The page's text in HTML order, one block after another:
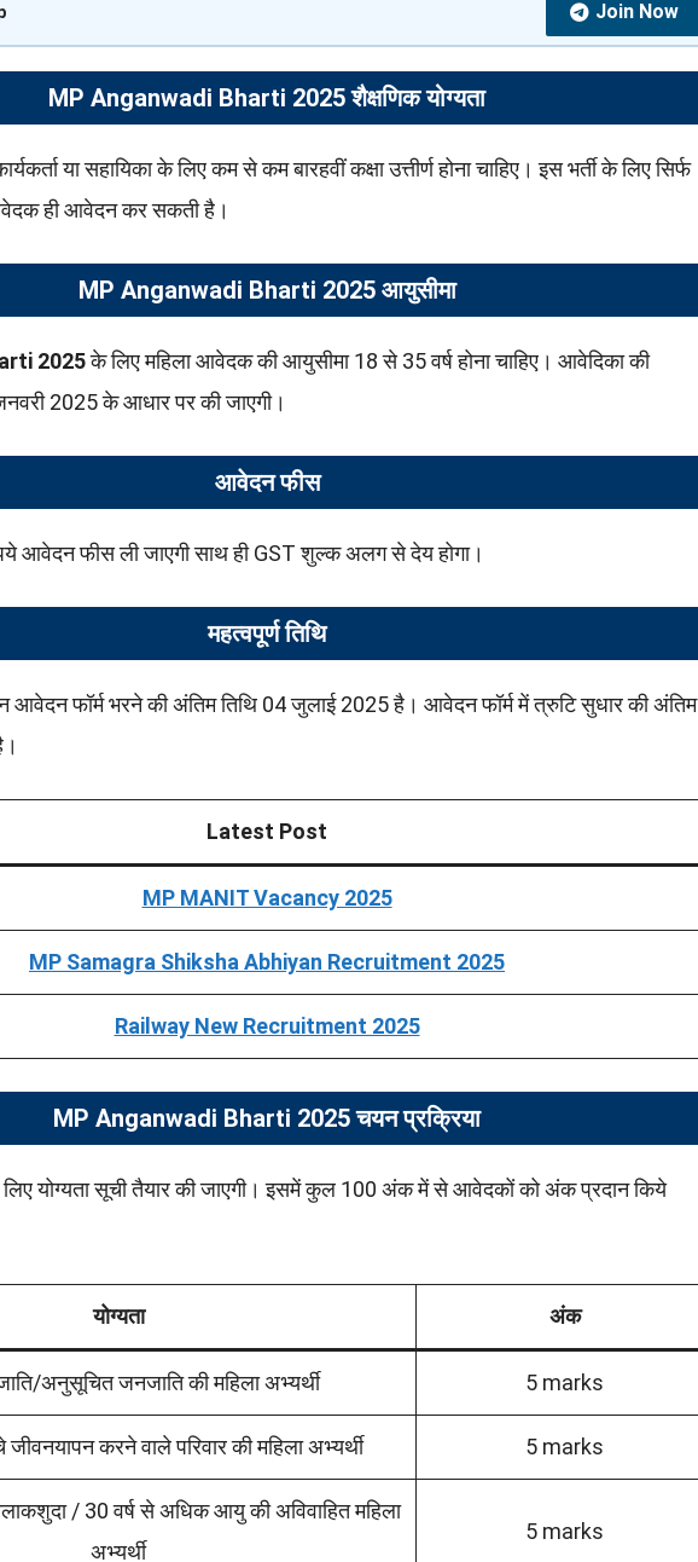
Join Now
MP Anganwadi Bharti 2025 शैक्षणिक योग्यता
या सहायिका के लिए कम से कम बारहवीं कक्षा उत्तीर्ण होना चाहिए। इस भर्ती के लिए सिर्फ
ही आवेदन कर सकती है।
MP Anganwadi Bharti 2025 आयुसीमा
2025के लिए महिला आवेदक की आयुसीमा 18 से 35 वर्ष होना चाहिए। आवेदिका की
2025 के आधार पर की जाएगी।
आवेदन फीस
आवेदन फीस ली जाएगी साथ ही GST शुल्क अलग से देय होगा।
महत्वपूर्ण तिथि
आवेदन फॉर्म भरने की अंतिम तिथि 04 जुलाई 2025 है। आवेदन फॉर्म में त्रुटि सुधार की अंतिम
Latest Post
MP MANIT Vacancy 2025
MP Samagra Shiksha Abhiyan Recruitment 2025
Railway New Recruitment 2025
MP Anganwadi Bharti 2025 चयन प्रक्रिया
योग्यता सूची तैयार की जाएगी। इसमें कुल 100 अंक में से आवेदकों को अंक प्रदान किये
योग्यता अंक
अनुसूचित जनजाति की महिला अभ्यर्थी 5 marks
जीवनयापन करने वाले परिवार की महिला अभ्यर्थी 5 marks
/ 30 वर्ष से अधिक आयु की अविवाहित महिला
अभ्यर्थी
5 marks